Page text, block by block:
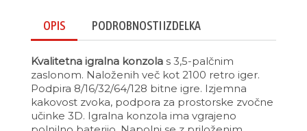
OPIS PODROBNOSTI IZDELKA
Kvalitetna igralna konzola s 3,5-palčnim
zaslonom. Naloženih več kot 2100 retro iger.
Podpira 8/16/32/64/128 bitne igre. Izjemna
kakovost zvoka, podpora za prostorske zvočne
učinke 3D. Igralna konzola ima vgrajeno